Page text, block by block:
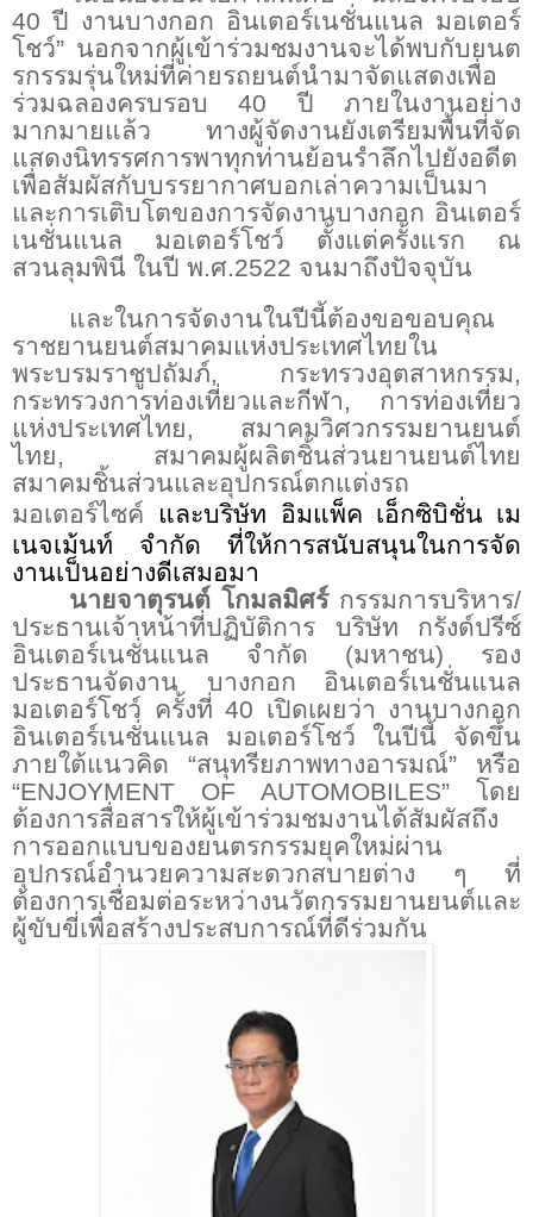
40ปี งานบางกอก อินเตอร์เนชั่นแนล มอเตอร์
โชว์” นอกจากผู้เข้าร่วมชมงานจะได้พบกับยนต
รกรรมรุ่นใหม่ที่ค่ายรถยนต์นำมาจัดแสดงเพื่อ
ร่วมฉลองครบรอบ40ปี ภายในงานอย่าง
มากมายแล้ว ทางผู้จัดงานยังเตรียมพื้นที่จัด
แสดงนิทรรศการพาทุกท่านย้อนรำลึกไปยังอดีต
เพื่อสัมผัสกับบรรยากาศบอกเล่าความเป็นมา
และการเติบโตของการจัดงานบางกอก อินเตอร์
เนชั่นแนล มอเตอร์โชว์ ตั้งแต่ครั้งแรก ณ
สวนลุมพินี ในปี พ.ศ.2522 จนมาถึงปัจจุบัน
และในการจัดงานในปีนี้ต้องขอขอบคุณ
ราชยานยนต์สมาคมแห่งประเทศไทยใน
พระบรมราชูปถัมภ์, กระทรวงอุตสาหกรรม,
กระทรวงการท่องเที่ยวและกีฬา, การท่องเที่ยว
แห่งประเทศไทย, สมาคมวิศวกรรมยานยนต์
ไทย, สมาคมผู้ผลิตชิ้นส่วนยานยนต์ไทย
สมาคมชิ้นส่วนและอุปกรณ์ตกแต่งรถ
มอเตอร์ไซค์
และบริษัท อิมแพ็ค เอ็กซิบิชั่น เม
เนจเม้นท์ จำกัด
ที่ให้การสนับสนุนในการจัด
งานเป็นอย่างดีเสมอมา
นายจาตุรนต์ โกมลมิศร์ กรรมการบริหาร/
ประธานเจ้าหน้าที่ปฏิบัติการ บริษัท กรังด์ปรีซ์
อินเตอร์เนชั่นแนล จำกัด (มหาชน) รอง
ประธานจัดงาน บางกอก อินเตอร์เนชั่นแนล
มอเตอร์โชว์ ครั้งที่ 40 เปิดเผยว่า งานบางกอก
อินเตอร์เนชั่นแนล มอเตอร์โชว์ ในปีนี้ จัดขึ้น
ภายใต้แนวคิด “สนุทรียภาพทางอารมณ์” หรือ
“ENJOYMENT OF AUTOMOBILES” โดย
ต้องการสื่อสารให้ผู้เข้าร่วมชมงานได้สัมผัสถึง
การออกแบบของยนตรกรรมยุคใหม่ผ่าน
อุปกรณ์อำนวยความสะดวกสบายต่าง ๆ ที่
ต้องการเชื่อมต่อระหว่างนวัตกรรมยานยนต์และ
ผู้ขับขี่เพื่อสร้างประสบการณ์ที่ดีร่วมกัน